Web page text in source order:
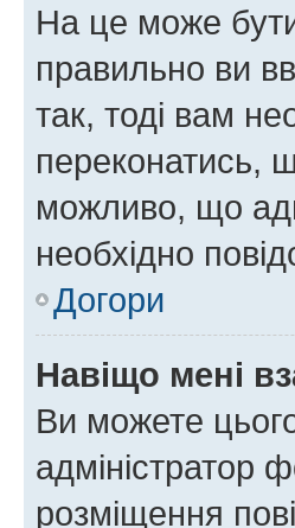
На це може
правильно ви
так, тоді вам
переконатись,
можливо, що
необхідно
Догори
Навіщо мені
Ви можете
адміністратор
розміщення